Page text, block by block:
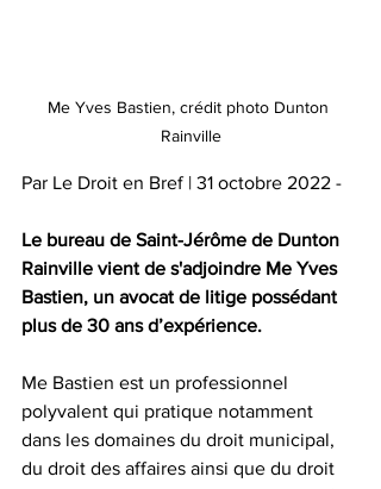
Me Yves Bastien, crédit photo Dunton
Rainville
Par Le Droit en Bref | 31 octobre 2022 -
Le bureau de Saint-Jérôme de Dunton
Rainville vient de s'adjoindre Me Yves
Bastien, un avocat de litige possédant
plus de 30 ans d’expérience.
Me Bastien est un professionnel
polyvalent qui pratique notamment
dans les domaines du droit municipal,
du droit des affaires ainsi que du droit